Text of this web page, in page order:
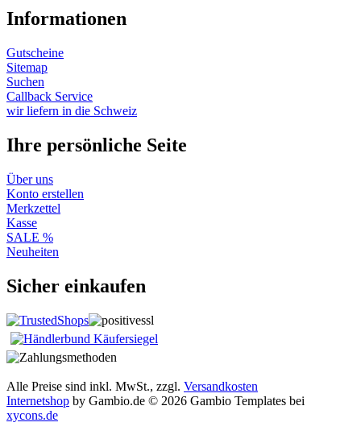
Informationen
Gutscheine
Sitemap
Suchen
Callback Service
wir liefern in die Schweiz
Ihre persönliche Seite
Über uns
Konto erstellen
Merkzettel
Kasse
SALE %
Neuheiten
Sicher einkaufen
Alle Preise sind inkl. MwSt., zzgl. Versandkosten
Internetshop by Gambio.de © 2026 Gambio Templates bei
xycons.de